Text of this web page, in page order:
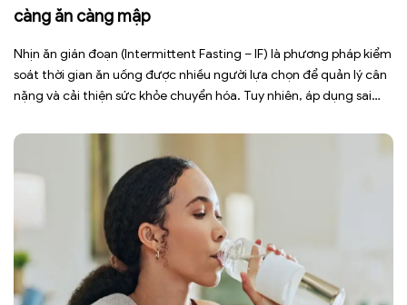
càng ăn càng mập
Nhịn ăn gián đoạn (Intermittent Fasting – IF) là phương pháp kiểm
soát thời gian ăn uống được nhiều người lựa chọn để quản lý cân
nặng và cải thiện sức khỏe chuyển hóa. Tuy nhiên, áp dụng sai
sức, mất cơ […]